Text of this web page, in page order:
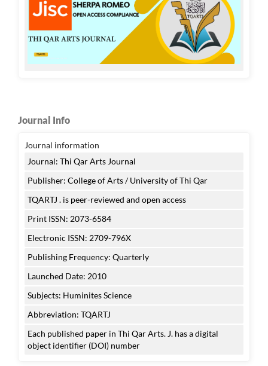
Journal Info
Journal information
Journal: Thi Qar Arts Journal
Publisher: College of Arts / University of Thi Qar
TQARTJ . is peer-reviewed and open access
Print ISSN: 2073-6584
Electronic ISSN: 2709-796X
Publishing Frequency: Quarterly
Launched Date: 2010
Subjects: Huminites Science
Abbreviation: TQARTJ
Each published paper in Thi Qar Arts. J. has a digital
object identifier (DOI) number